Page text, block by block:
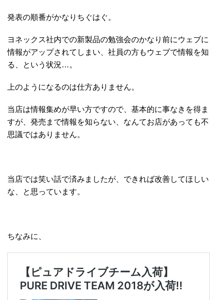
発表の順番がかなりちぐはぐ。
ヨネックス社内での新製品の勉強会のかなり前にウェブに
情報がアップされてしまい、社員の方もウェブで情報を知
る、という状況…。
上のようになるのは仕方ありません。
当店は情報集めが早い方ですので、基本的に事なきを得ま
すが、発売まで情報を知らない、なんてお店があっても不
思議ではありません。
当店では笑い話で済みましたが、できれば改善してほしい
な、と思っています。
ちなみに、